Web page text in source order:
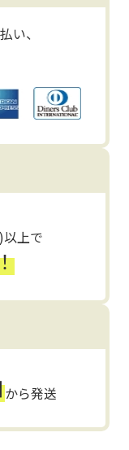
い、
上で
から発送